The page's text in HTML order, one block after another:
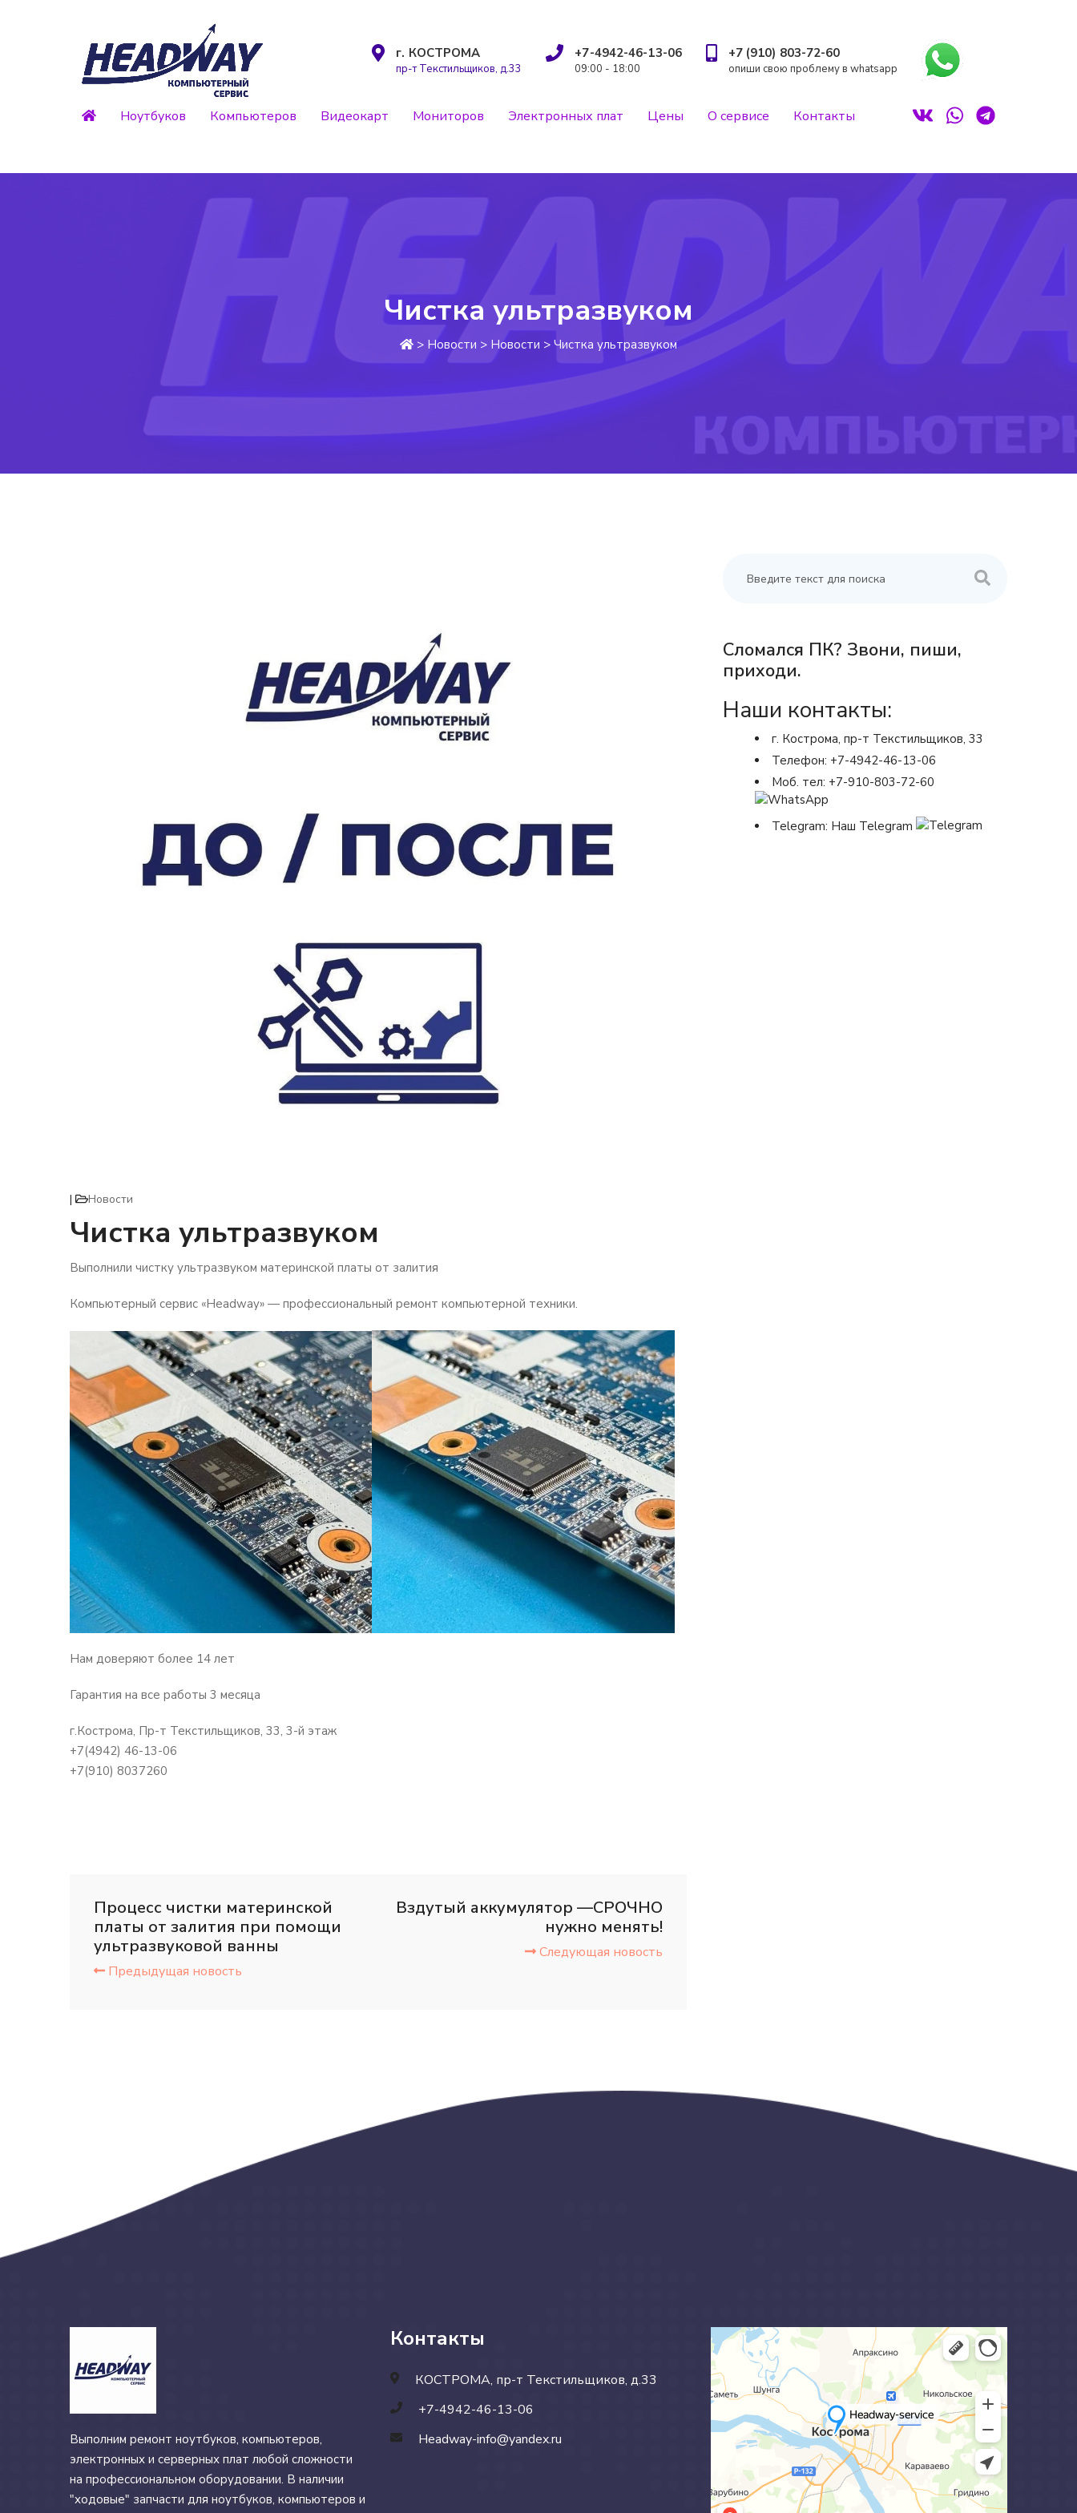
г. КОСТРОМА
пр-т Текстильщиков, д.33
+7-4942-46-13-06
09:00 - 18:00
+7 (910) 803-72-60
опиши свою проблему в whatsapp
Ноутбуков Компьютеров Видеокарт Мониторов Электронных плат Цены О сервисе Контакты
Чистка ультразвуком
> Новости > Новости > Чистка ультразвуком
| Новости
Чистка ультразвуком
Выполнили чистку ультразвуком материнской платы от залития
Компьютерный сервис «Headway» — профессиональный ремонт компьютерной техники.
Нам доверяют более 14 лет
Гарантия на все работы 3 месяца
г.Кострома, Пр-т Текстильщиков, 33, 3-й этаж
+7(4942) 46-13-06
+7(910) 8037260
Процесс чистки материнской
платы от залития при помощи
ультразвуковой ванны
Предыдущая новость
Вздутый аккумулятор —СРОЧНО
нужно менять️!
Следующая новость
Сломался ПК? Звони, пиши,
приходи.
Наши контакты:
г. Кострома, пр-т Текстильщиков, 33
Телефон: +7-4942-46-13-06
Моб. тел: +7-910-803-72-60
Telegram: Наш Telegram
Выполним ремонт ноутбуков, компьютеров,
электронных и серверных плат любой сложности
на профессиональном оборудовании. В наличии
"ходовые" запчасти для ноутбуков, компьютеров и
Контакты
КОСТРОМА, пр-т Текстильщиков, д.33
+7-4942-46-13-06
Headway-info@yandex.ru